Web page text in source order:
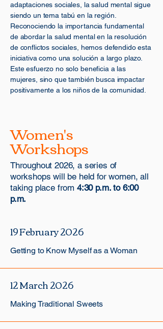
adaptaciones sociales, la salud mental sigue
siendo un tema tabú en la región.
Reconociendo la importancia fundamental
de abordar la salud mental en la resolución
de conflictos sociales, hemos defendido esta
iniciativa como una solución a largo plazo.
Este esfuerzo no solo beneficia a las
mujeres, sino que también busca impactar
positivamente a los niños de la comunidad.
Women's
Workshops
Throughout 2026, a series of
workshops will be held for women, all
taking place from 4:30 p.m. to 6:00
p.m.
19 February 2026
Getting to Know Myself as a Woman
12 March 2026
Making Traditional Sweets